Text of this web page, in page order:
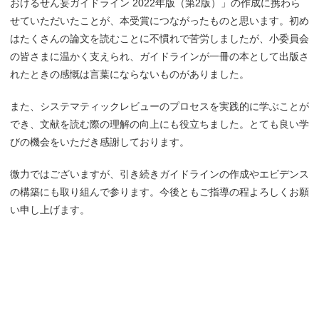
おけるせん妄ガイドライン 2022年版（第2版）」の作成に携わら
せていただいたことが、本受賞につながったものと思います。初め
はたくさんの論文を読むことに不慣れで苦労しましたが、小委員会
の皆さまに温かく支えられ、ガイドラインが一冊の本として出版さ
れたときの感慨は言葉にならないものがありました。
また、システマティックレビューのプロセスを実践的に学ぶことが
でき、文献を読む際の理解の向上にも役立ちました。とても良い学
びの機会をいただき感謝しております。
微力ではございますが、引き続きガイドラインの作成やエビデンス
の構築にも取り組んで参ります。今後ともご指導の程よろしくお願
い申し上げます。